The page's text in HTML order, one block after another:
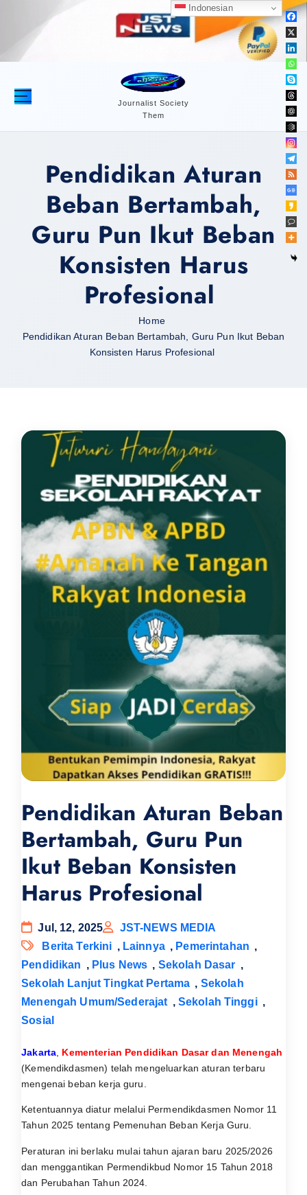
n
Journalist Society
Them
Pendidikan Aturan
Beban Bertambah,
Guru Pun Ikut Beban
Konsisten Harus
Profesional
Home
Pendidikan Aturan Beban Bertambah, Guru Pun Ikut Beban
Konsisten Harus Profesional
Pendidikan Aturan Beban
Bertambah, Guru Pun
Ikut Beban Konsisten
Harus Profesional
Jul, 12, 2025
JST-NEWS MEDIA
Berita Terkini , Lainnya , Pemerintahan ,
Pendidikan , Plus News , Sekolah Dasar ,
Sekolah Lanjut Tingkat Pertama , Sekolah
Menengah Umum/Sederajat , Sekolah Tinggi ,
Sosial
Jakarta, Kementerian Pendidikan Dasar dan Menengah
(Kemendikdasmen) telah mengeluarkan aturan terbaru
mengenai beban kerja guru.
Ketentuannya diatur melalui Permendikdasmen Nomor 11
Tahun 2025 tentang Pemenuhan Beban Kerja Guru.
Peraturan ini berlaku mulai tahun ajaran baru 2025/2026
dan menggantikan Permendikbud Nomor 15 Tahun 2018
dan Perubahan Tahun 2024.
Indonesian